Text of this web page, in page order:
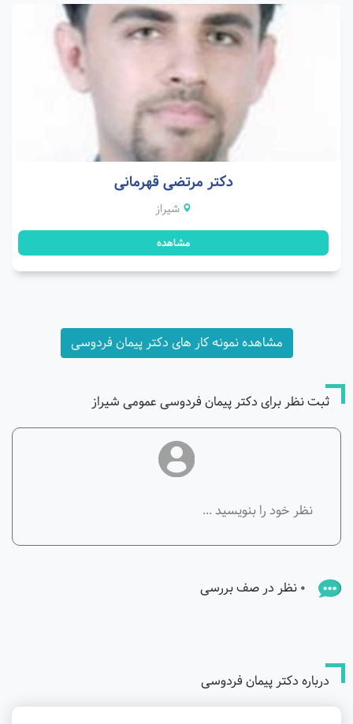
دکتر مرتضی قهرمانی
شیراز
مشاهده
مشاهده نمونه کار های دکتر پیمان فردوسی
ثبت نظر برای دکتر پیمان فردوسی عمومی شیراز
0 نظر در صف بررسی
درباره دکتر پیمان فردوسی